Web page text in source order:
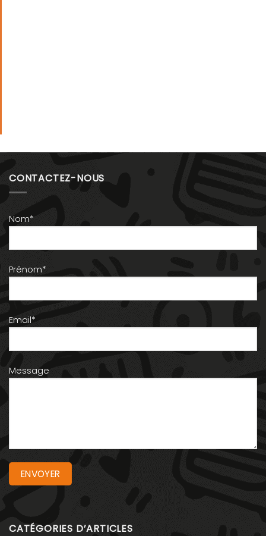
CONTACTEZ-NOUS
Nom*
Prénom*
Email*
Message
CATÉGORIES D’ARTICLES